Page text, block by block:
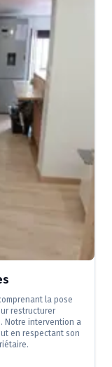
la pose
restructurer
Notre intervention a
en respectant son